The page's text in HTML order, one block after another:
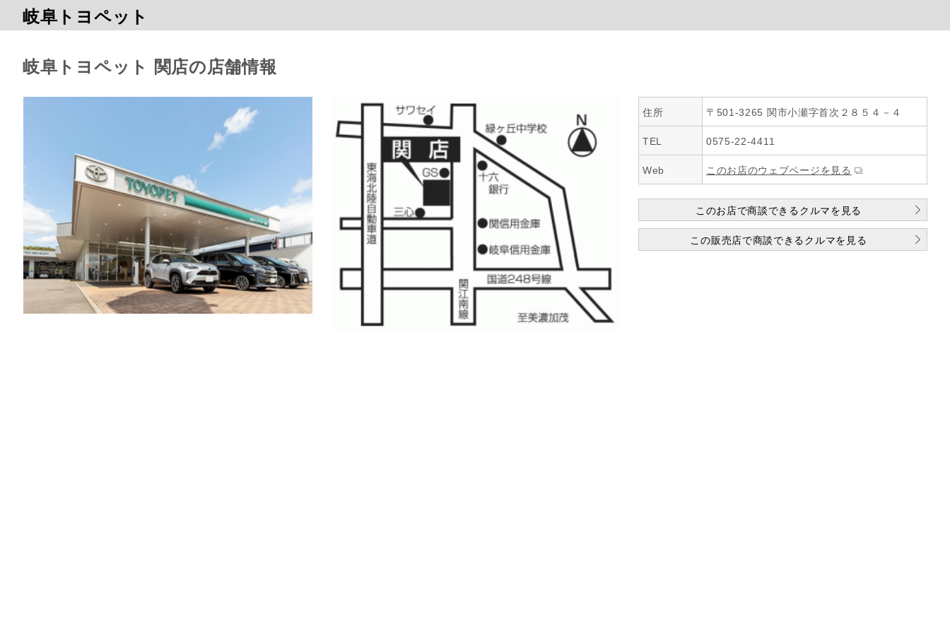
岐阜トヨペット
岐阜トヨペット 関店の店舗情報
住所 〒501-3265 関市小瀬字首次２８５４－４
TEL 0575-22-4411
Web このお店のウェブページを見る
このお店で商談できるクルマを見る
この販売店で商談できるクルマを見る